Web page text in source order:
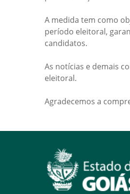
A medida tem como
período eleitoral,
candidatos.
As notícias e demais
eleitoral.
Agradecemos a